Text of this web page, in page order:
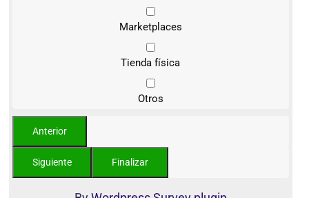
Marketplaces
Tienda física
Otros